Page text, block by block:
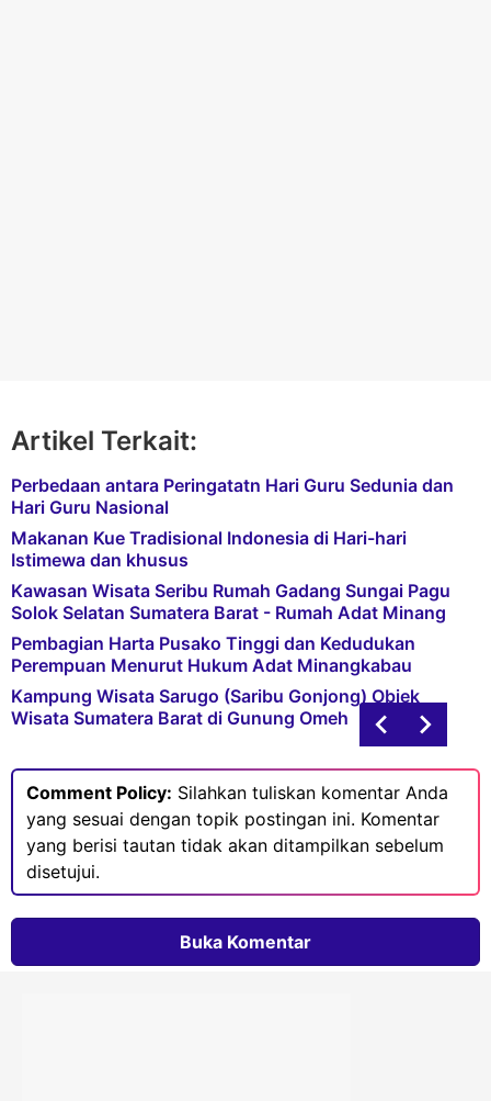
Artikel Terkait:
Perbedaan antara Peringatatn Hari Guru Sedunia dan
Hari Guru Nasional
Makanan Kue Tradisional Indonesia di Hari-hari
Istimewa dan khusus
Kawasan Wisata Seribu Rumah Gadang Sungai Pagu
Solok Selatan Sumatera Barat - Rumah Adat Minang
Pembagian Harta Pusako Tinggi dan Kedudukan
Perempuan Menurut Hukum Adat Minangkabau
Kampung Wisata Sarugo (Saribu Gonjong) Objek
Wisata Sumatera Barat di Gunung Omeh
Comment Policy: Silahkan tuliskan komentar Anda
yang sesuai dengan topik postingan ini. Komentar
yang berisi tautan tidak akan ditampilkan sebelum
disetujui.
Buka Komentar